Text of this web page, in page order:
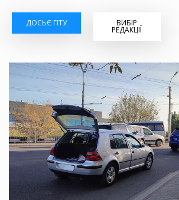
ДОСЬЄ ГІТУ ВИБІР
РЕДАКЦІЇ